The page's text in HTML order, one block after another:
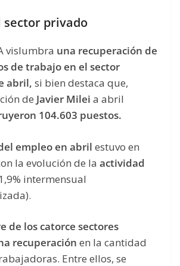
sector privado
vislumbra una recuperación de
de trabajo en el sector
abril, si bien destaca que,
de Javier Milei a abril
104.603 puestos.
empleo en abril estuvo en
la evolución de la actividad
intermensual
de los catorce sectores
recuperación en la cantidad
Entre ellos, se